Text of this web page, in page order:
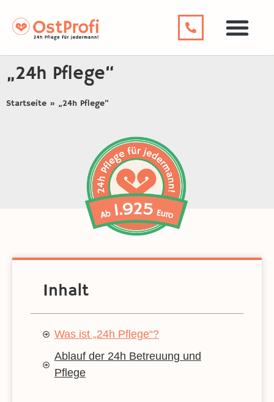
„24h Pflege“
Startseite » „24h Pflege“
Inhalt
Was ist „24h Pflege“?
Ablauf der 24h Betreuung und
Pflege